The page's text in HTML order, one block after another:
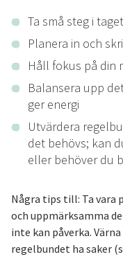
Ta små steg i
Planera in och
Håll fokus på din
Balansera upp
ger energi
Utvärdera
det behövs; kan
eller behöver du
Några tips till: Ta vara
och uppmärksamma
inte kan påverka.
regelbundet ha saker